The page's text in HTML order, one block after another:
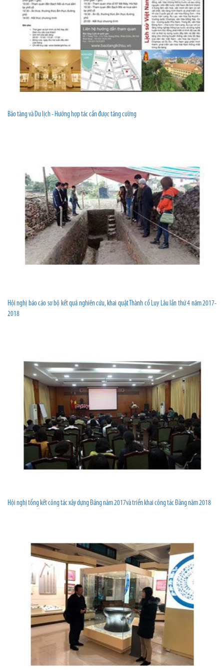
Bảo tàng và Du lịch - Hướng hợp tác cần được tăng cường
Hội nghị báo cáo sơ bộ kết quả nghiên cứu, khai quật Thành cổ Luy Lâu lần thứ 4 năm 2017-
2018
Hội nghị tổng kết công tác xây dựng Đảng năm 2017và triển khai công tác Đảng năm 2018